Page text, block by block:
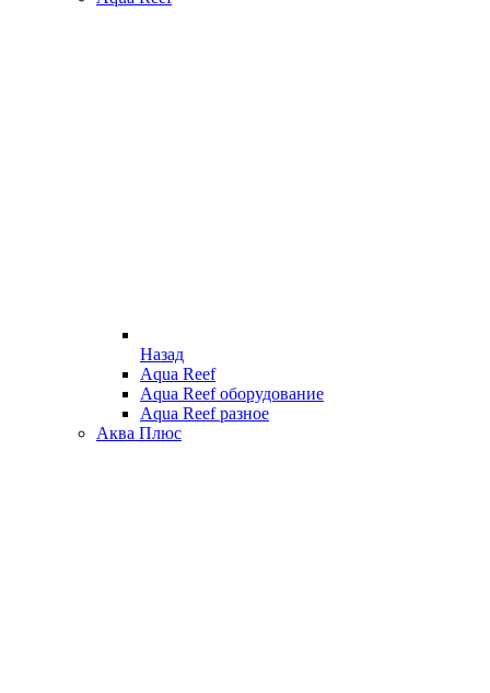
Назад
Aqua Reef
Aqua Reef оборудование
Aqua Reef разное
Аква Плюс